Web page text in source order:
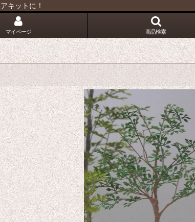
キットに！
マイページ 商品検索